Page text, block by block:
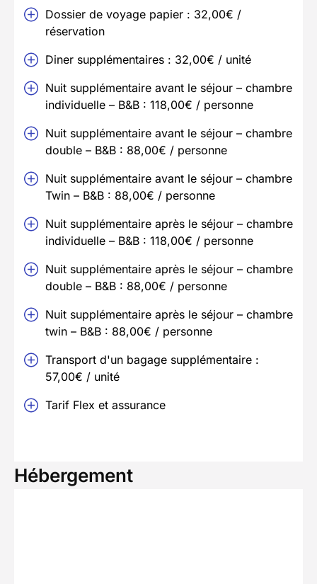
Dossier de voyage papier : 32,00€ /
réservation
Diner supplémentaires : 32,00€ / unité
Nuit supplémentaire avant le séjour – chambre
individuelle – B&B : 118,00€ / personne
Nuit supplémentaire avant le séjour – chambre
double – B&B : 88,00€ / personne
Nuit supplémentaire avant le séjour – chambre
Twin – B&B : 88,00€ / personne
Nuit supplémentaire après le séjour – chambre
individuelle – B&B : 118,00€ / personne
Nuit supplémentaire après le séjour – chambre
double – B&B : 88,00€ / personne
Nuit supplémentaire après le séjour – chambre
twin – B&B : 88,00€ / personne
Transport d'un bagage supplémentaire :
57,00€ / unité
Tarif Flex et assurance
Hébergement